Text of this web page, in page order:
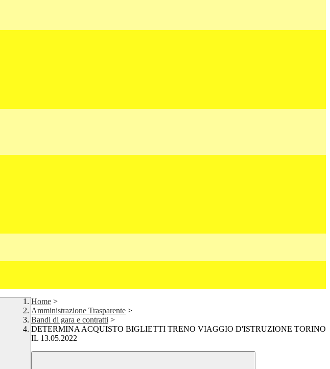
Home >
Amministrazione Trasparente >
Bandi di gara e contratti >
DETERMINA ACQUISTO BIGLIETTI TRENO VIAGGIO D'ISTRUZIONE TORINO
IL 13.05.2022